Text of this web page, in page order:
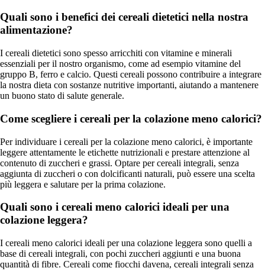
Quali sono i benefici dei cereali dietetici nella nostra
alimentazione?
I cereali dietetici sono spesso arricchiti con vitamine e minerali
essenziali per il nostro organismo, come ad esempio vitamine del
gruppo B, ferro e calcio. Questi cereali possono contribuire a integrare
la nostra dieta con sostanze nutritive importanti, aiutando a mantenere
un buono stato di salute generale.
Come scegliere i cereali per la colazione meno calorici?
Per individuare i cereali per la colazione meno calorici, è importante
leggere attentamente le etichette nutrizionali e prestare attenzione al
contenuto di zuccheri e grassi. Optare per cereali integrali, senza
aggiunta di zuccheri o con dolcificanti naturali, può essere una scelta
più leggera e salutare per la prima colazione.
Quali sono i cereali meno calorici ideali per una
colazione leggera?
I cereali meno calorici ideali per una colazione leggera sono quelli a
base di cereali integrali, con pochi zuccheri aggiunti e una buona
quantità di fibre. Cereali come fiocchi davena, cereali integrali senza